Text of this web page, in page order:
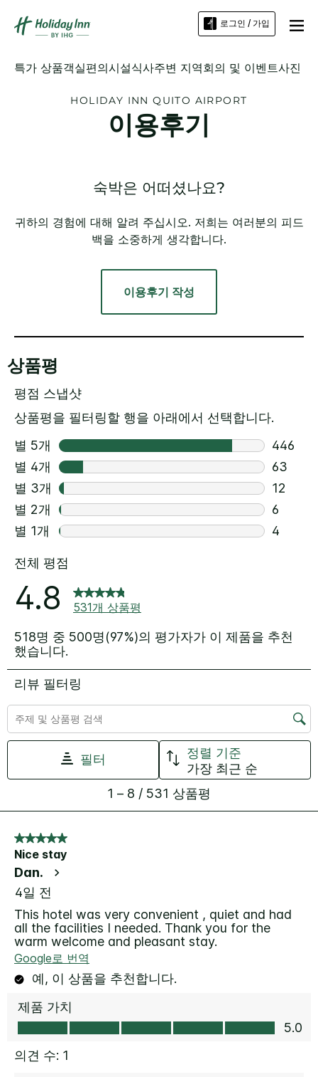
로그인 / 가입
특가 상품객실편의시설식사주변 지역회의 및 이벤트사진
HOLIDAY INN QUITO AIRPORT
이용후기
숙박은 어떠셨나요?
귀하의 경험에 대해 알려 주십시오. 저희는 여러분의 피드
백을 소중하게 생각합니다.
이용후기 작성